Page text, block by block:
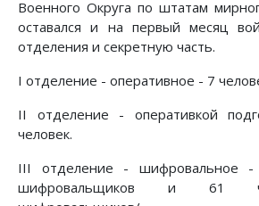
Военного Округа по штатам
оставался и на первый месяц
отделения и секретную часть.
I отделение - оперативное - 7
II отделение - оперативкой
человек.
III отделение - шифровальное
шифровальщиков и 61